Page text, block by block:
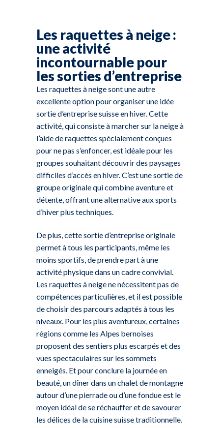
Les raquettes à neige :
une activité
incontournable pour
les sorties d’entreprise
Les raquettes à neige sont une autre
excellente option pour organiser une idée
sortie d’entreprise suisse en hiver. Cette
activité, qui consiste à marcher sur la neige à
l’aide de raquettes spécialement conçues
pour ne pas s’enfoncer, est idéale pour les
groupes souhaitant découvrir des paysages
difficiles d’accès en hiver. C’est une sortie de
groupe originale qui combine aventure et
détente, offrant une alternative aux sports
d’hiver plus techniques.
De plus, cette sortie d’entreprise originale
permet à tous les participants, même les
moins sportifs, de prendre part à une
activité physique dans un cadre convivial.
Les raquettes à neige ne nécessitent pas de
compétences particulières, et il est possible
de choisir des parcours adaptés à tous les
niveaux. Pour les plus aventureux, certaines
régions comme les Alpes bernoises
proposent des sentiers plus escarpés et des
vues spectaculaires sur les sommets
enneigés. Et pour conclure la journée en
beauté, un dîner dans un chalet de montagne
autour d’une pierrade ou d’une fondue est le
moyen idéal de se réchauffer et de savourer
les délices de la cuisine suisse traditionnelle.